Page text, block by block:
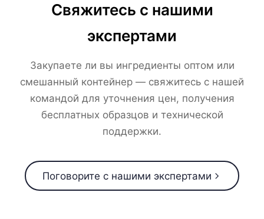
Свяжитесь с нашими
экспертами
Закупаете ли вы ингредиенты оптом или
смешанный контейнер — свяжитесь с нашей
командой для уточнения цен, получения
бесплатных образцов и технической
поддержки.
Поговорите с нашими экспертами